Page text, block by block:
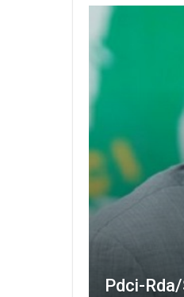
Pdci-